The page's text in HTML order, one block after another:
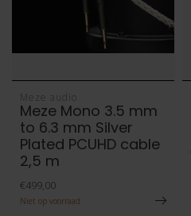
Meze audio
Meze Mono 3.5 mm
to 6.3 mm Silver
Plated PCUHD cable
2,5 m
€499,00
Niet op voorraad